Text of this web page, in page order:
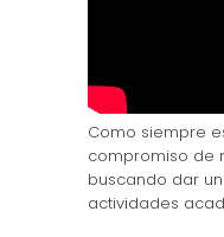
Como siempre
compromiso de
buscando dar
actividades